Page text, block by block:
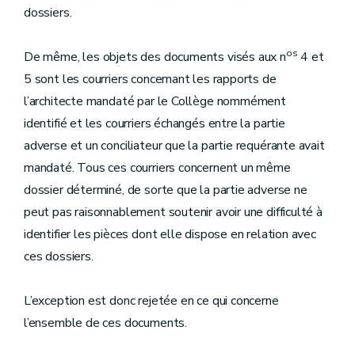
dossiers.
De même, les objets des documents visés aux nos 4 et
5 sont les courriers concernant les rapports de
l’architecte mandaté par le Collège nommément
identifié et les courriers échangés entre la partie
adverse et un conciliateur que la partie requérante avait
mandaté. Tous ces courriers concernent un même
dossier déterminé, de sorte que la partie adverse ne
peut pas raisonnablement soutenir avoir une difficulté à
identifier les pièces dont elle dispose en relation avec
ces dossiers.
L’exception est donc rejetée en ce qui concerne
l’ensemble de ces documents.